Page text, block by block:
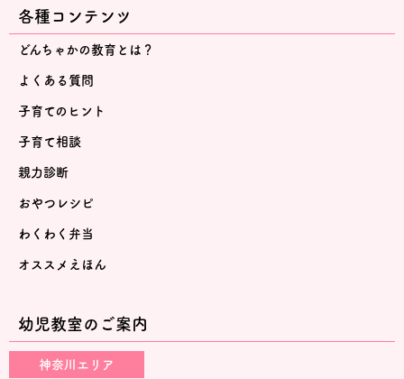
各種コンテンツ
どんちゃかの教育とは？
よくある質問
子育てのヒント
子育て相談
親力診断
おやつレシピ
わくわく弁当
オススメえほん
幼児教室のご案内
神奈川エリア